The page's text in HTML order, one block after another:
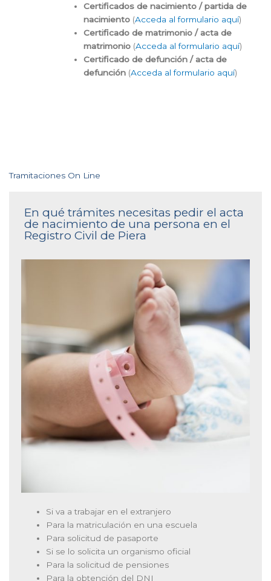
Certificados de nacimiento / partida de
nacimiento (Acceda al formulario aquí)
Certificado de matrimonio / acta de
matrimonio (Acceda al formulario aquí)
Certificado de defunción / acta de
defunción (Acceda al formulario aquí)
Tramitaciones On Line
En qué trámites necesitas pedir el acta
de nacimiento de una persona en el
Registro Civil de Piera
Si va a trabajar en el extranjero
Para la matriculación en una escuela
Para solicitud de pasaporte
Si se lo solicita un organismo oficial
Para la solicitud de pensiones
Para la obtención del DNI